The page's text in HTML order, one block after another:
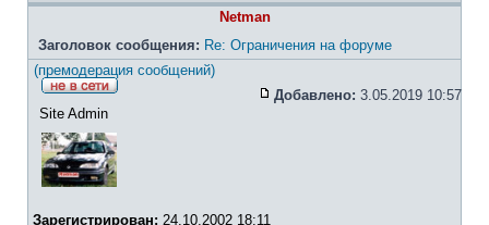
Netman
Заголовок сообщения: Re: Ограничения на форуме
(премодерация сообщений)
Добавлено: 3.05.2019 10:57
Site Admin
Зарегистрирован: 24.10.2002 18:11